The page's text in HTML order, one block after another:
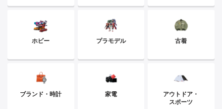
ホビー プラモデル 古着
ブランド・時計 家電
アウトドア・
スポーツ